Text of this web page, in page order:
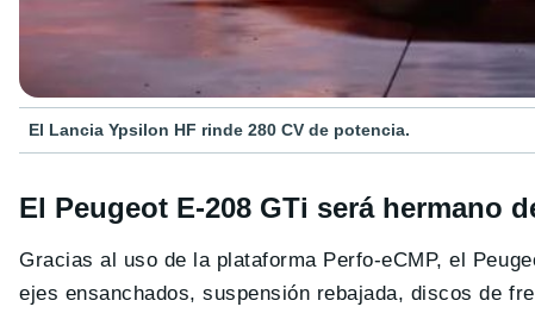
El Lancia Ypsilon HF rinde 280 CV de potencia.
El Peugeot E-208 GTi será hermano
Gracias al uso de la plataforma Perfo-eCMP, el
ejes ensanchados, suspensión rebajada, discos de